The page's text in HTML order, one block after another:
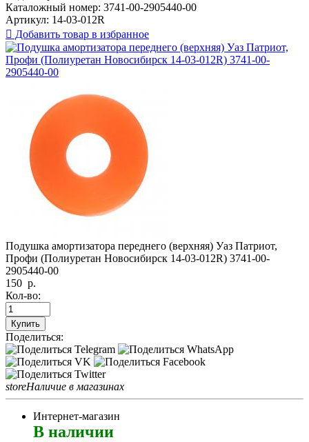
Каталожный номер: 3741-00-2905440-00
Артикул: 14-03-012R
 Добавить товар в избранное
Подушка амортизатора переднего (верхняя) Уаз Патриот,
Профи (Полиуретан Новосибирск 14-03-012R) 3741-00-
2905440-00
150 р.
Кол-во:
Купить
Поделиться:
storeНаличие в магазинах
Интернет-магазин
В наличии